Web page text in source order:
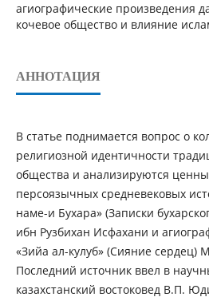
агиографические произведения
кочевое общество и влияние
АННОТАЦИЯ
В статье поднимается вопрос о
религиозной идентичности
общества и анализируются
персоязычных средневековых
наме-и Бухара» (Записки
ибн Рузбихан Исфахани и
«Зийа ал-кулуб» (Сияние сердец)
Последний источник ввел в
казахстанский востоковед В.П.